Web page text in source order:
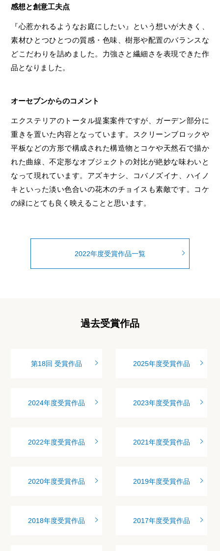
感想と創意工夫点
『心惹かれるようなお庭にしたい』という想いが大きく、
素材ひとつひとつの質感・色味、樹形や配置のバランスな
どこだわりを詰めました。力強さと繊細さを表現できた作
品となりました。
オーセブンからのコメント
エクステリアのトータル提案案件ですが、ガーデン部分に
重きを置いた内容となっています。スクリーンブロックや
平板などの方形で構成された構造物とコケや天然石で描か
れた曲線、不定形なオブジェクトの対比が絶妙な味わいと
なって現れています。アズキナシ、コバノズイナ、ハイノ
キといった淡い色合いの花木のチョイスも素敵です。コケ
の緑にとても良く映えることと思います。
2022年度受賞作品一覧
過去受賞作品
第18回 受賞作品 2025年度受賞作品
2024年度受賞作品 2023年度受賞作品
2022年度受賞作品 2021年度受賞作品
2020年度受賞作品 2019年度受賞作品
2018年度受賞作品 2017年度受賞作品